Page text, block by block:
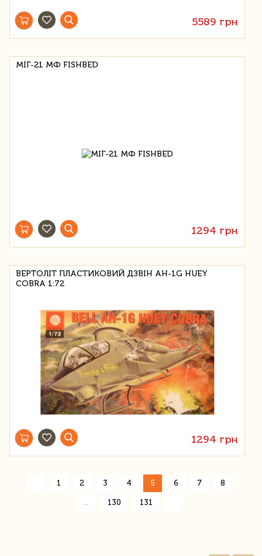
5589 грн
МІГ-21 МФ FISHBED
1294 грн
ВЕРТОЛІТ ПЛАСТИКОВИЙ ДЗВІН AH-1G HUEY
COBRA 1:72
1294 грн
1 2 3 4 5 6 7 8
130 131